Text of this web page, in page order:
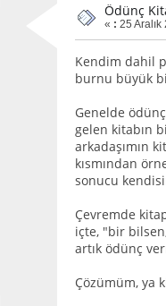
Ödünç
« : 25
Kendim dahil
burnu büyük
Genelde
gelen kitabın
arkadaşımın
kısmından
sonucu
Çevremde
içte, "bir
artık ödünç
Çözümüm, ya